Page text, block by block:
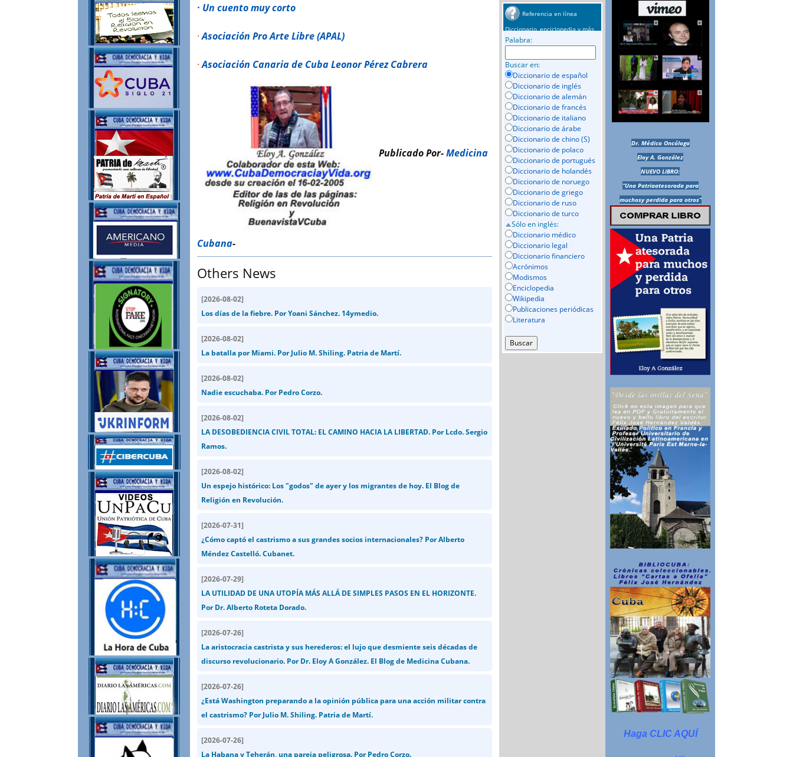
· Un cuento muy corto
·Asociación Pro Arte Libre (APAL)
·Asociación Canaria de Cuba Leonor Pérez Cabrera
Publicado Por-Medicina
Cubana-
Others News
[2026-08-02]
Los días de la fiebre. Por Yoani Sánchez. 14ymedio.
[2026-08-02]
La batalla por Miami. Por Julio M. Shiling. Patria de Martí.
[2026-08-02]
Nadie escuchaba. Por Pedro Corzo.
[2026-08-02]
LA DESOBEDIENCIA CIVIL TOTAL: EL CAMINO HACIA LA LIBERTAD. Por Lcdo. Sergio
Ramos.
[2026-08-02]
Un espejo histórico: Los "godos" de ayer y los migrantes de hoy. El Blog de
Religión en Revolución.
[2026-07-31]
¿Cómo captó el castrismo a sus grandes socios internacionales? Por Alberto
Méndez Castelló. Cubanet.
[2026-07-29]
LA UTILIDAD DE UNA UTOPÍA MÁS ALLÁ DE SIMPLES PASOS EN EL HORIZONTE.
Por Dr. Alberto Roteta Dorado.
[2026-07-26]
La aristocracia castrista y sus herederos: el lujo que desmiente seis décadas de
discurso revolucionario. Por Dr. Eloy A González. El Blog de Medicina Cubana.
[2026-07-26]
¿Está Washington preparando a la opinión pública para una acción militar contra
el castrismo? Por Julio M. Shiling. Patria de Martí.
[2026-07-26]
La Habana y Teherán, una pareja peligrosa. Por Pedro Corzo.
Referencia en línea
Diccionario, enciclopedia y más
Palabra:
Buscar en:
Diccionario de español
Diccionario de inglés
Diccionario de alemán
Diccionario de francés
Diccionario de italiano
Diccionario de árabe
Diccionario de chino (S)
Diccionario de polaco
Diccionario de portugués
Diccionario de holandés
Diccionario de noruego
Diccionario de griego
Diccionario de ruso
Diccionario de turco
Sólo en inglés:
Diccionario médico
Diccionario legal
Diccionario financiero
Acrónimos
Modismos
Enciclopedia
Wikipedia
Publicaciones periódicas
Literatura
Dr. Médico Oncólogo
Eloy A. González
NUEVO LIBRO:
“Una Patriaatesorada para
muchosy perdida para otros”
Haga CLIC AQUÍ